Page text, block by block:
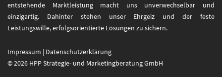
entstehende Marktleistung macht uns unverwechselbar und
einzigartig. Dahinter stehen unser Ehrgeiz und der feste
Leistungswille, erfolgsorientierte Lösungen zu sichern.
Impressum | Datenschutzerklärung
© 2026 HPP Strategie- und Marketingberatung GmbH